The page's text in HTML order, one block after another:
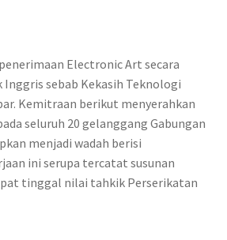
Electronic Art secara
sebab Kekasih Teknologi
Kemitraan berikut menyerahkan
seluruh 20 gelanggang Gabungan
menjadi wadah berisi
ini serupa tercatat susunan
tinggal nilai tahkik Perserikatan